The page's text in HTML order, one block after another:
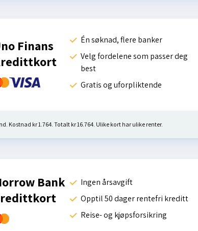
Finans
Én søknad, flere banker
Velg fordelene som passer deg
best
Gratis og uforpliktende
Kostnad kr 1.764. Totalt kr 16.764. Ulike kort har ulike renter.
Bank
Ingen årsavgift
Opptil 50 dager rentefri kreditt
Reise- og kjøpsforsikring